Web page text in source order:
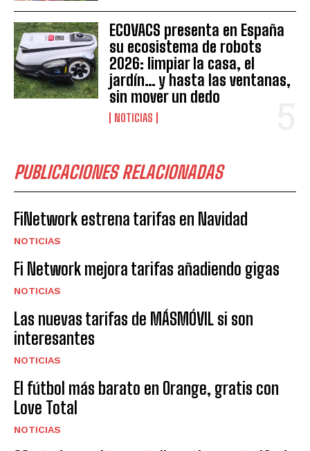
ECOVACS presenta en España
su ecosistema de robots
2026: limpiar la casa, el
jardín… y hasta las ventanas,
sin mover un dedo
NOTICIAS
PUBLICACIONES RELACIONADAS
FiNetwork estrena tarifas en Navidad
NOTICIAS
Fi Network mejora tarifas añadiendo gigas
NOTICIAS
Las nuevas tarifas de MÁSMÓVIL si son
interesantes
NOTICIAS
El fútbol más barato en Orange, gratis con
Love Total
NOTICIAS